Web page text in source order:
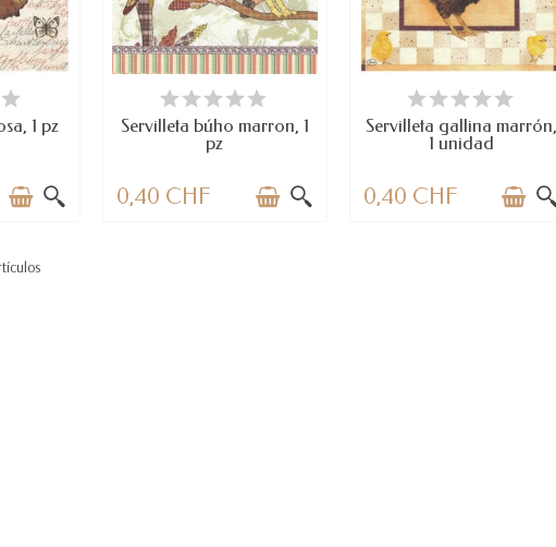
1 pz
DISPONIBLE
Servilleta búho marron, 1
pz
0,40 CHF
LAST ITEMS IN STOCK
Servilleta gallina marrón,
1 unidad
0,40 CHF